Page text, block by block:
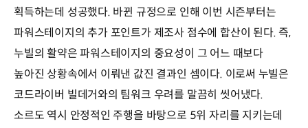
획득하는데 성공했다. 바뀐 규정으로 인해 이번 시즌부터는
파워스테이지의 추가 포인트가 제조사 점수에 합산이 된다. 즉,
누빌의 활약은 파워스테이지의 중요성이 그 어느 때보다
높아진 상황속에서 이뤄낸 값진 결과인 셈이다. 이로써 누빌은
코드라이버 빌데거와의 팀워크 우려를 말끔히 씻어냈다.
소르도 역시 안정적인 주행을 바탕으로 5위 자리를 지키는데